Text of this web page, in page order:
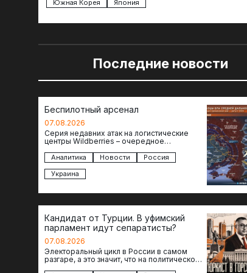
Южная Корея
Япония
Последние новости
Беспилотный арсенал
07.08.2026
Серия недавних атак на логистические
центры Wildberries – очередное
российского тыла. И суть здесь даже не…
Аналитика Новости
Россия
Украина
Кандидат от Турции. В уфимский
парламент идут сепаратисты?
07.08.2026
Электоральный цикл в России в самом
разгаре, а это значит, что на политическое